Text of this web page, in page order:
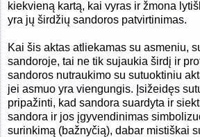
kiekvieną kartą, kai vyras ir žmona
yra jų širdžių sandoros patvirtinimas.
Kai šis aktas atliekamas su asmeniu,
sandoroje, tai ne tik sujaukia širdį ir
sandoros nutraukimo su sutuoktiniu
jei asmuo yra viengungis. Įsižeidęs
pripažinti, kad sandora suardyta ir
sandora ir jos įgyvendinimas
surinkimą (bažnyčią), dabar mistiškai